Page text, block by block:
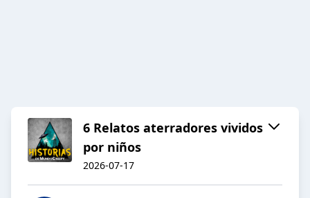
6 Relatos aterradores vividos
por niños
2026-07-17